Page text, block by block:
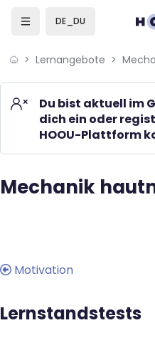
Skip to sidebar navigation
Skip to mobile navigation
DE_DU
Lernangebote
Du bist aktuell im
dich ein oder
HOOU-Plattform
Blöcke
Mechanik
Motivation
Lernstandstests